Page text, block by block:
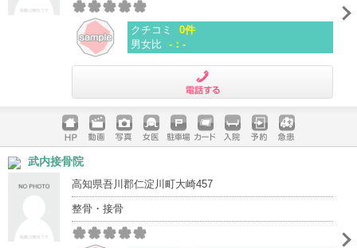
クチコミ
0件
男女比 -：-
ホームペ
ージ
動画 写真 女医 駐車場
クレジッ
入院 予約 急患
武内接骨院
高知県吾川郡仁淀川町大崎457
整骨・接骨